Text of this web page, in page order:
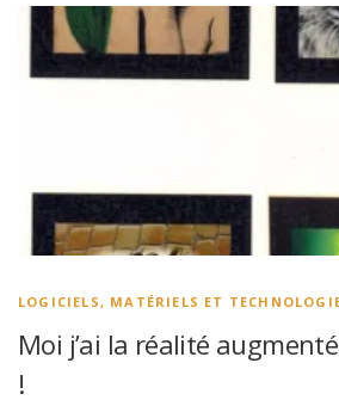
LOGICIELS, MATÉRIELS ET
Moi j’ai la réalité
!